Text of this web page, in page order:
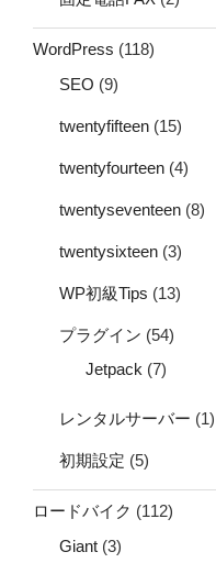
WordPress (118)
SEO (9)
twentyfifteen (15)
twentyfourteen (4)
twentyseventeen (8)
twentysixteen (3)
WP初級Tips (13)
プラグイン (54)
Jetpack (7)
レンタルサーバー (1)
初期設定 (5)
ロードバイク (112)
Giant (3)